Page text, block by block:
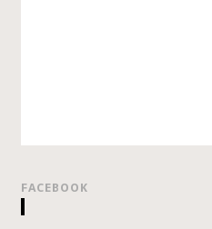
FACEBOOK